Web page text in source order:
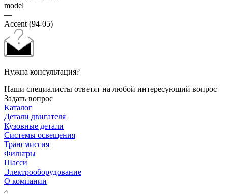
model
—
Accent (94-05)
Нужна консультация?
Наши специалисты ответят на любой интересующий вопрос
Задать вопрос
Каталог
Детали двигателя
Кузовные детали
Системы освещения
Трансмиссия
Фильтры
Шасси
Электрооборудование
О компании